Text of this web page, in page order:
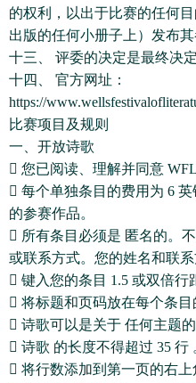
的权利，以出于比赛的任何
出版的任何小册子上）发布其
十三、 评委的决定是最终决
十四、 官方网址：
https://
比赛项目及规则
一、开放诗歌
 您已阅读、理解并同意
 每个单独条目的费用为 6
的参赛作品。
 所有条目必须是 匿名的。
或联系方式。您的姓名和联系
 键入您的条目 1.5 或双倍行
 将标题和页码放在每个条目
 诗歌可以是关于 任何主题的
 诗歌 的长度不得超过 35 行
 将行数添加到第一页的右上